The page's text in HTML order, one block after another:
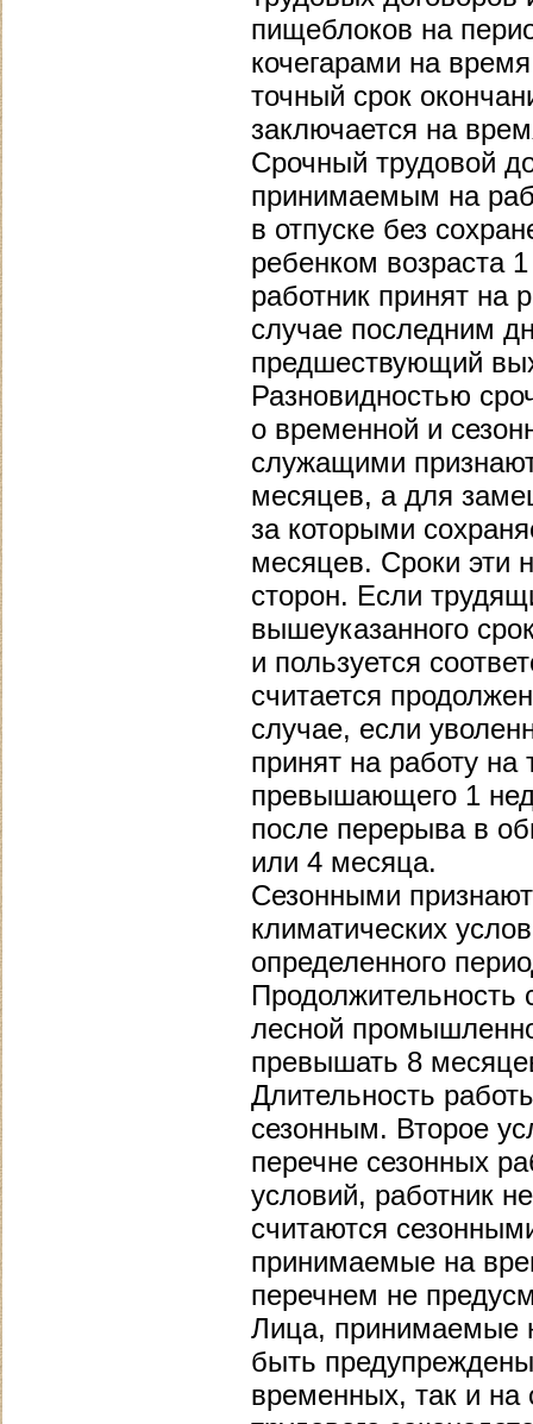
пищеблоков на
кочегарами на
точный срок
заключается на
Срочный трудовой
принимаемым на
в отпуске без
ребенком возраста
работник принят на
случае последним
предшествующий
Разновидностью
о временной и
служащими
месяцев, а для
за которыми
месяцев. Сроки эти
сторон. Если
вышеуказанного
и пользуется
считается
случае, если
принят на работу
превышающего 1
после перерыва в
или 4 месяца.
Сезонными
климатических
определенного
Продолжительность
лесной
превышать 8
Длительность
сезонным. Второе
перечне сезонных
условий, работник
считаются
принимаемые на
перечнем не
Лица, принимаемые
быть
временных, так и